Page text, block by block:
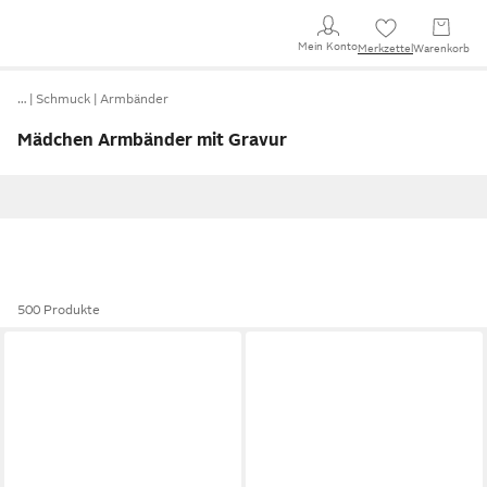
Mein KontoMerkzettel Warenkorb
… Schmuck Armbänder
Mädchen Armbänder mit Gravur
500 Produkte